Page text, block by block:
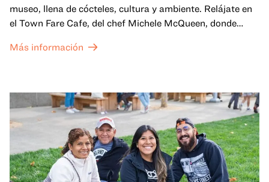
museo, llena de cócteles, cultura y ambiente. Relájate en
el Town Fare Cafe, del chef Michele McQueen, donde
fondo, o explora las galerías, que cobran vida por la noche
adultos!
Más información